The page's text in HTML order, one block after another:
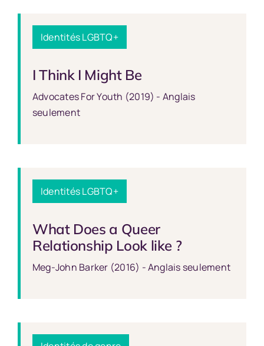
Identités LGBTQ+
I Think I Might Be
Advocates For Youth (2019) - Anglais
seulement
Identités LGBTQ+
What Does a Queer
Relationship Look like ?
Meg-John Barker (2016) - Anglais seulement